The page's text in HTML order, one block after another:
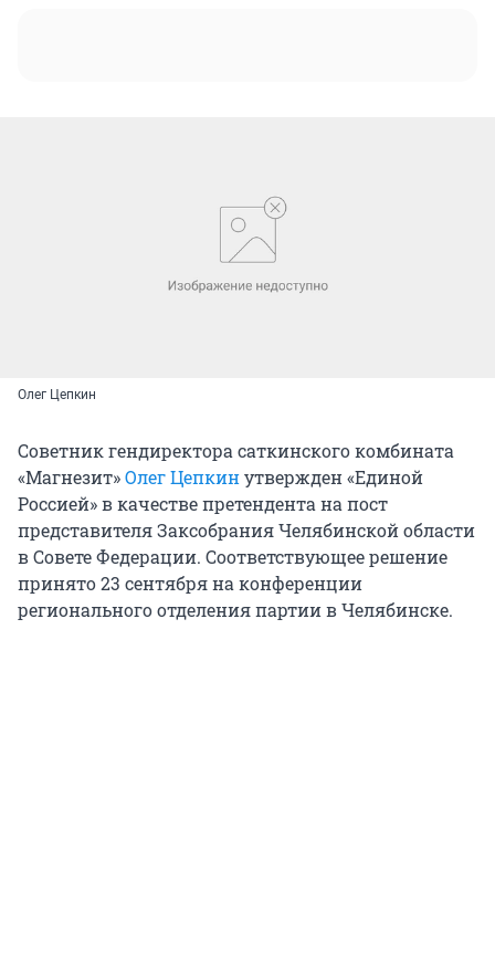
Олег Цепкин
Советник гендиректора саткинского комбината
«Магнезит»Олег Цепкинутвержден «Единой
Россией» в качестве претендента на пост
представителя Заксобрания Челябинской области
в Совете Федерации. Соответствующее решение
принято 23 сентября на конференции
регионального отделения партии в Челябинске.